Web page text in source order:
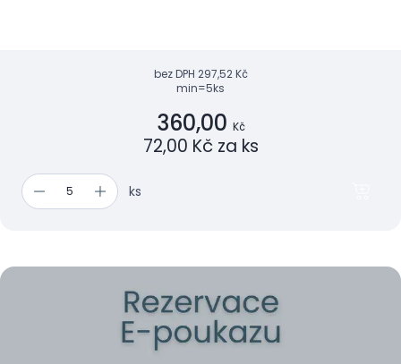
bez DPH 297,52 Kč
min=5ks
360,00 Kč
72,00 Kč za ks
ks